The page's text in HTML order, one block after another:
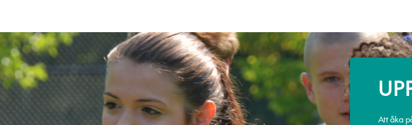
Att åka